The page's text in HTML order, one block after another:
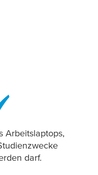
Arbeitslaptops,
darf.